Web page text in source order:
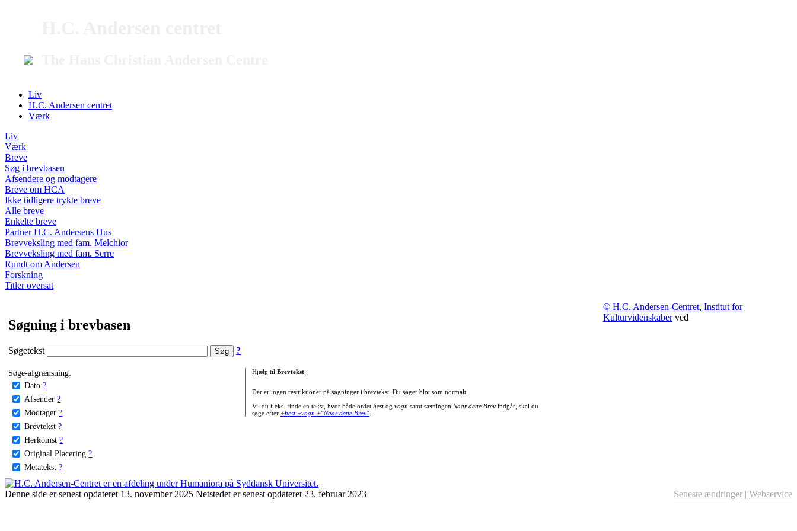
Liv
H.C. Andersen centret
Værk
Liv
Værk
Breve
Søg i brevbasen
Afsendere og modtagere
Breve om HCA
Ikke tidligere trykte breve
Alle breve
Enkelte breve
Partner H.C. Andersens Hus
Brevveksling med fam. Melchior
Brevveksling med fam. Serre
Rundt om Andersen
Forskning
Titler oversat
Søgning i brevbasen
Søgetekst ?
Søge-afgrænsning:
Dato ?
Afsender ?
Modtager ?
Brevtekst ?
Herkomst ?
Original Placering ?
Metatekst ?
Hjælp til Brevtekst:
Der er ingen restriktioner på søgninger i brevtekst. Du søger blot som normalt.
Vil du f.eks. finde en tekst, hvor både ordet hestog vogn samt sætningen Naar dette Brevindgår, skal du
søge efter +hest +vogn +"Naar dette Brev".
© H.C. Andersen-Centret, Institut for
Kulturvidenskaberved
Denne side er senest opdateret 13. november 2025 Netstedet er senest opdateret 23. februar 2023 Seneste ændringer | Webservice